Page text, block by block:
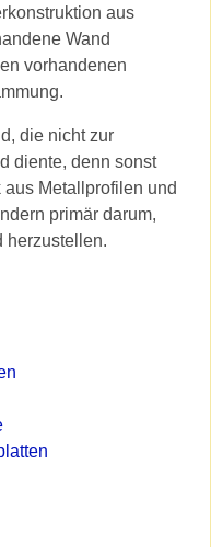
aus
Wand
vorhandenen
die nicht zur
diente, denn sonst
Metallprofilen und
primär darum,
herzustellen.